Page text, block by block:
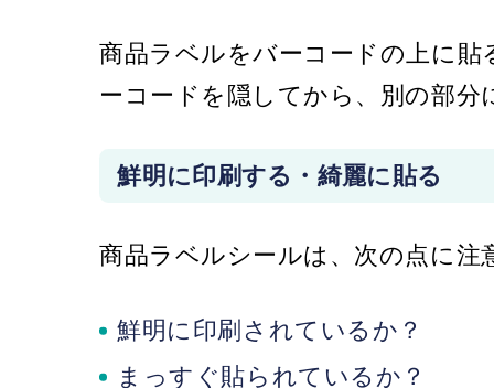
商品ラベルをバーコードの上に
ーコードを隠してから、別の部
鮮明に印刷する・綺麗に貼る
商品ラベルシールは、次の点に注
鮮明に印刷されているか？
まっすぐ貼られているか？